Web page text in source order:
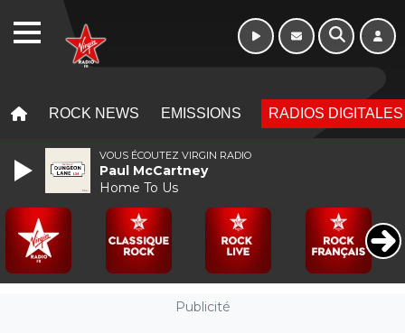
ROCK NEWS EMISSIONS RADIOS DIGITALES
Publicité
VOUS ÉCOUTEZ VIRGIN RADIO
Paul McCartney
Home To Us
WEBRADIO 10h - 13h